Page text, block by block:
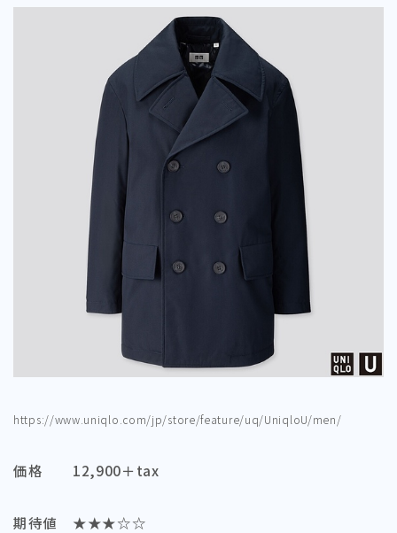
https://www.uniqlo.com/jp/store/feature/uq/UniqloU/men/
価格 12,900＋tax
期待値 ★★★☆☆